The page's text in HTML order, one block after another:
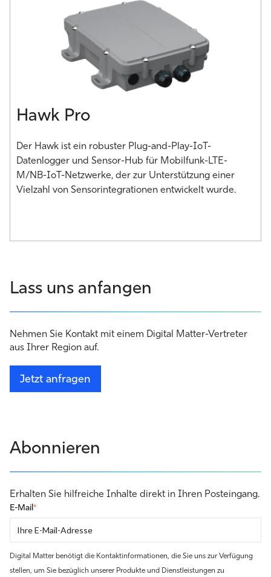
Hawk Pro
Der Hawk ist ein robuster Plug-and-Play-IoT-
Datenlogger und Sensor-Hub für Mobilfunk-LTE-
M/NB-IoT-Netzwerke, der zur Unterstützung einer
Vielzahl von Sensorintegrationen entwickelt wurde.
Lass uns anfangen
Nehmen Sie Kontakt mit einem Digital Matter-Vertreter
aus Ihrer Region auf.
Jetzt anfragen
Abonnieren
Erhalten Sie hilfreiche Inhalte direkt in Ihren Posteingang.
E-Mail*
Digital Matter benötigt die Kontaktinformationen, die Sie uns zur Verfügung
stellen, um Sie bezüglich unserer Produkte und Dienstleistungen zu